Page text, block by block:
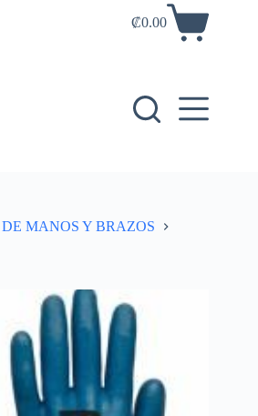
₡0.00
MANOS Y BRAZOS